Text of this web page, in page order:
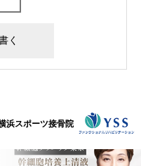
浜スポーツ接骨院